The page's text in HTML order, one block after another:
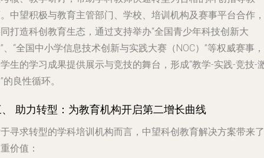
中望积极与教育主管部门、学校、培训机构及赛事平台合作，
打造科创教育生态，通过支持举办“全国青少年科技创新大
、“全国中小学信息技术创新与实践大赛（NOC）”等权威赛事，
生的学习成果提供展示与竞技的舞台，形成“教学-实践-竞技-
的良性循环。
助力转型：为教育机构开启第二增长曲线
寻求转型的学科培训机构而言，中望科创教育解决方案带来了
价值：